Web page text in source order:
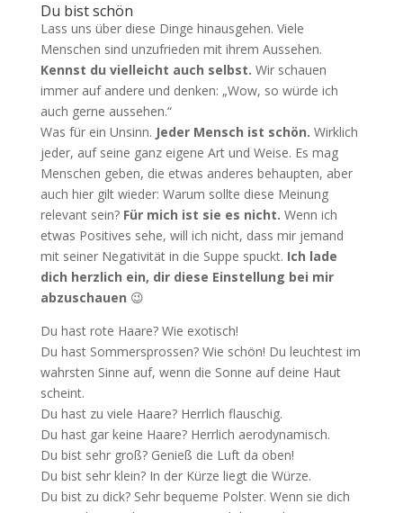
Du bist schön
Lass uns über diese Dinge hinausgehen. Viele
Menschen sind unzufrieden mit ihrem Aussehen.
Kennst du vielleicht auch selbst. Wir schauen
immer auf andere und denken: „Wow, so würde ich
auch gerne aussehen.“
Was für ein Unsinn. Jeder Mensch ist schön. Wirklich
jeder, auf seine ganz eigene Art und Weise. Es mag
Menschen geben, die etwas anderes behaupten, aber
auch hier gilt wieder: Warum sollte diese Meinung
relevant sein? Für mich ist sie es nicht. Wenn ich
etwas Positives sehe, will ich nicht, dass mir jemand
mit seiner Negativität in die Suppe spuckt. Ich lade
dich herzlich ein, dir diese Einstellung bei mir
abzuschauen 😉
Du hast rote Haare? Wie exotisch!
Du hast Sommersprossen? Wie schön! Du leuchtest im
wahrsten Sinne auf, wenn die Sonne auf deine Haut
scheint.
Du hast zu viele Haare? Herrlich flauschig.
Du hast gar keine Haare? Herrlich aerodynamisch.
Du bist sehr groß? Genieß die Luft da oben!
Du bist sehr klein? In der Kürze liegt die Würze.
Du bist zu dick? Sehr bequeme Polster. Wenn sie dich